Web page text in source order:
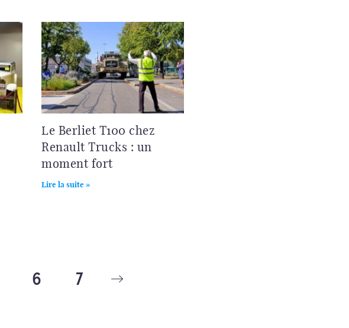
Le Berliet T100 chez
Renault Trucks : un
moment fort
Lire la suite »
6 7